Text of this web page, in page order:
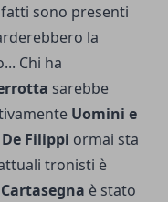
sono presenti
la
Chi ha
sarebbe
Uomini e
Filippi ormai sta
tronisti è
è stato